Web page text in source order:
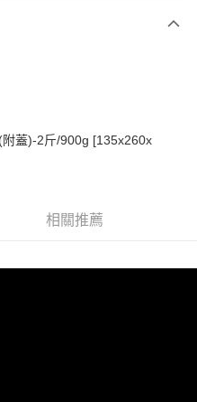
蓋)-2斤/900g [135x260x
相關推薦